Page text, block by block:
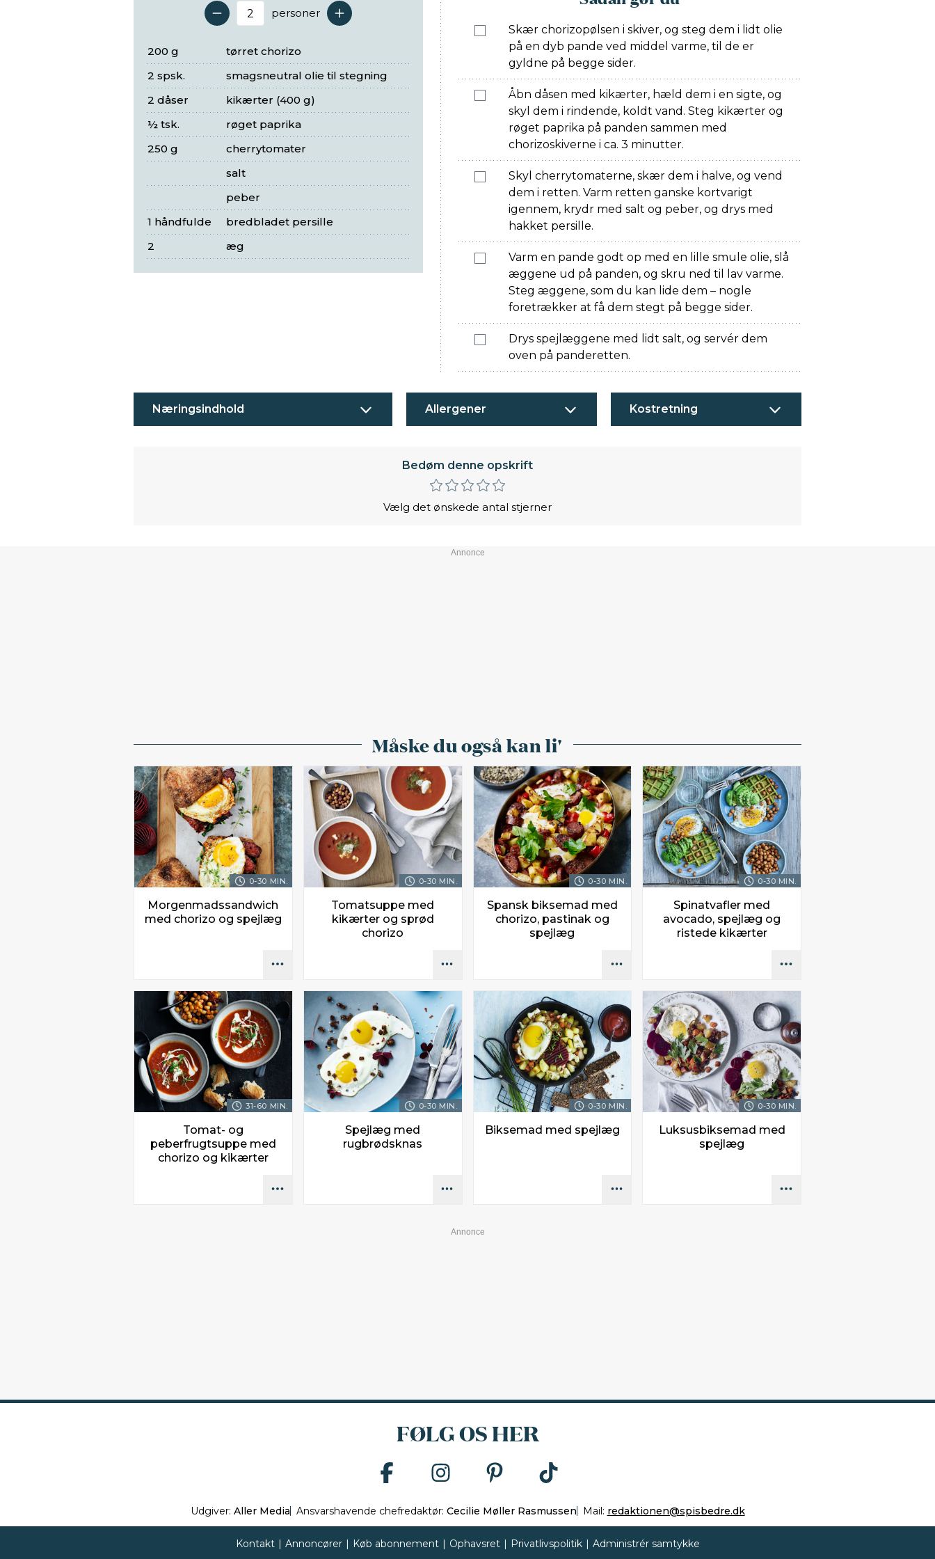
Antal serveringer
personer
tørret chorizo
200 g
smagsneutral olie til stegning
2 spsk.
kikærter (400 g)
2 dåser
røget paprika
½ tsk.
cherrytomater
250 g
salt
peber
bredbladet persille
1 håndfulde
æg
2
Skær chorizopølsen i skiver, og steg dem i lidt olie
på en dyb pande ved middel varme, til de er
gyldne på begge sider.
Åbn dåsen med kikærter, hæld dem i en sigte, og
skyl dem i rindende, koldt vand. Steg kikærter og
røget paprika på panden sammen med
chorizoskiverne i ca. 3 minutter.
Skyl cherrytomaterne, skær dem i halve, og vend
dem i retten. Varm retten ganske kortvarigt
igennem, krydr med salt og peber, og drys med
hakket persille.
Varm en pande godt op med en lille smule olie, slå
æggene ud på panden, og skru ned til lav varme.
Steg æggene, som du kan lide dem – nogle
foretrækker at få dem stegt på begge sider.
Drys spejlæggene med lidt salt, og servér dem
oven på panderetten.
Næringsindhold Allergener Kostretning
Bedøm denne opskrift
Vælg det ønskede antal stjerner
Måske du også kan li'
0-30 MIN.
Morgenmadssandwich
med chorizo og spejlæg
0-30 MIN.
Tomatsuppe med
kikærter og sprød
chorizo
0-30 MIN.
Spansk biksemad med
chorizo, pastinak og
spejlæg
0-30 MIN.
Spinatvafler med
avocado, spejlæg og
ristede kikærter
31-60 MIN.
Tomat- og
peberfrugtsuppe med
chorizo og kikærter
0-30 MIN.
Spejlæg med
rugbrødsknas
0-30 MIN.
Biksemad med spejlæg
0-30 MIN.
Luksusbiksemad med
spejlæg
FØLG OS HER
Udgiver: Aller Media Ansvarshavende chefredaktør: Cecilie Møller Rasmussen Mail: redaktionen@spisbedre.dk
Kontakt Annoncører Køb abonnement Ophavsret Privatlivspolitik Administrér samtykke